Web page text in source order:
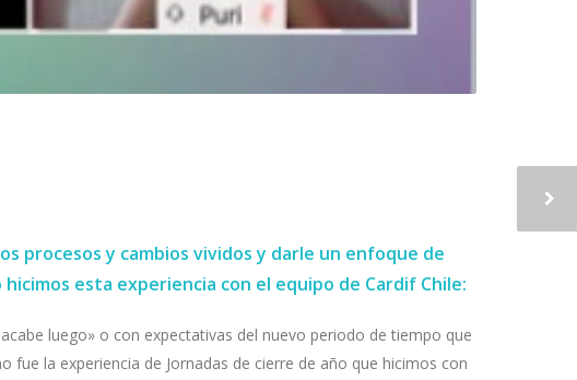
procesos y cambios vividos y darle un enfoque de
esta experiencia con el equipo de Cardif Chile:
luego» o con expectativas del nuevo periodo de tiempo que
la experiencia de Jornadas de cierre de año que hicimos con